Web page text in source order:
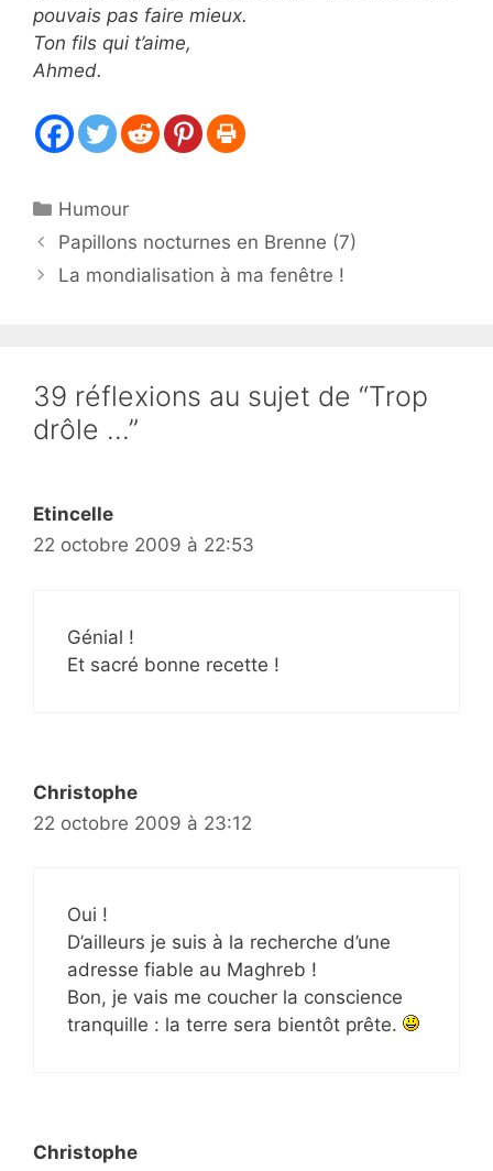
pouvais pas faire mieux.
Ton fils qui t’aime,
Ahmed.
Catégories
Humour
Papillons nocturnes en Brenne (7)
La mondialisation à ma fenêtre !
39 réflexions au sujet de “Trop
drôle …”
Etincelle
22 octobre 2009 à 22:53
Génial !
Et sacré bonne recette !
Christophe
22 octobre 2009 à 23:12
Oui !
D’ailleurs je suis à la recherche d’une
adresse fiable au Maghreb !
Bon, je vais me coucher la conscience
tranquille : la terre sera bientôt prête.
Christophe